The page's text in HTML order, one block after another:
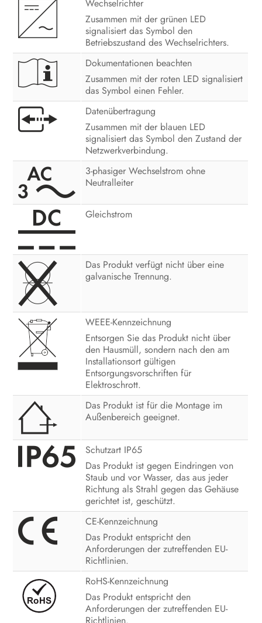
Wechselrichter
Zusammen mit der grünen LED
signalisiert das Symbol den
Betriebszustand des Wechselrichters.
Dokumentationen beachten
Zusammen mit der roten LED signalisiert
das Symbol einen Fehler.
Datenübertragung
Zusammen mit der blauen LED
signalisiert das Symbol den Zustand der
Netzwerkverbindung.
3-phasiger Wechselstrom ohne
Neutralleiter
Gleichstrom
Das Produkt verfügt nicht über eine
galvanische Trennung.
WEEE-Kennzeichnung
Entsorgen Sie das Produkt nicht über
den Hausmüll, sondern nach den am
Installationsort gültigen
Entsorgungsvorschriften für
Elektroschrott.
Das Produkt ist für die Montage im
Außenbereich geeignet.
Schutzart IP65
Das Produkt ist gegen Eindringen von
Staub und vor Wasser, das aus jeder
Richtung als Strahl gegen das Gehäuse
gerichtet ist, geschützt.
CE-Kennzeichnung
Das Produkt entspricht den
Anforderungen der zutreffenden EU-
Richtlinien.
RoHS-Kennzeichnung
Das Produkt entspricht den
Anforderungen der zutreffenden EU-
Austauschgeräts
Technische Daten
Kontakt
EU-Konformitätserklärung